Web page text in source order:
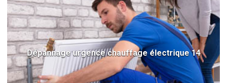
Dépannage urgence chauffage électrique 14